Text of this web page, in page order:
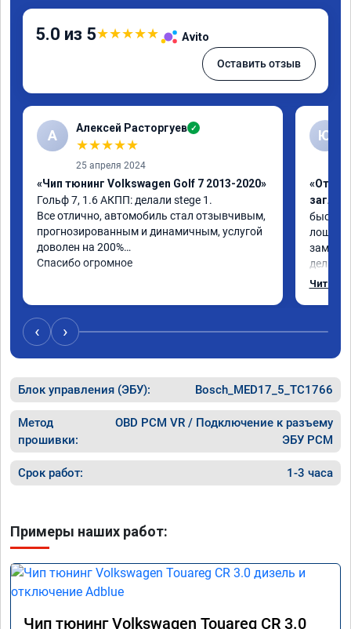
5.0 из 5★★★★★ Avito
Оставить отзыв
А Алексей Расторгуев ✓
★★★★★
25 апреля 2024
«Чип тюнинг Volkswagen Golf 7 2013-2020»
Гольф 7, 1.6 АКПП: делали stege 1.
Все отлично, автомобиль стал отзывчивым,
прогнозированным и динамичным, услугой
доволен на 200%
Спасибо огромное
Ю
быстро
может
Читать
‹ ›
Блок управления (ЭБУ): Bosch_MED17_5_TC1766
Метод
прошивки:
OBD PCM VR / Подключение к разъему
ЭБУ PCM
Срок работ: 1-3 часа
Примеры наших работ:
Чип тюнинг Volkswagen Touareg CR 3.0